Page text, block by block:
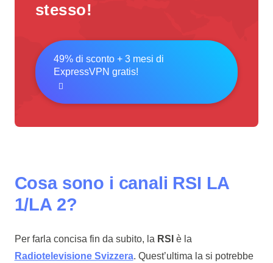
stesso!
49% di sconto + 3 mesi di
ExpressVPN gratis!
Cosa sono i canali RSI LA
1/LA 2?
Per farla concisa fin da subito, la RSI è la
Radiotelevisione Svizzera. Quest’ultima la si potrebbe